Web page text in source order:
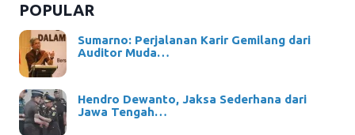
POPULAR
Sumarno: Perjalanan Karir Gemilang dari
Auditor Muda…
Hendro Dewanto, Jaksa Sederhana dari
Jawa Tengah…